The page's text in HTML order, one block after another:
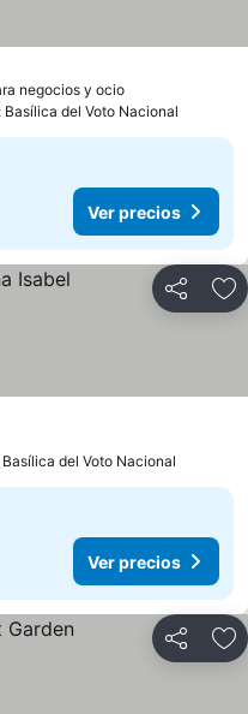
negocios y ocioVer precios
Basílica del Voto Nacional
Ver precios
Compartir
precios
Basílica del Voto Nacional
Ver precios
Compartir